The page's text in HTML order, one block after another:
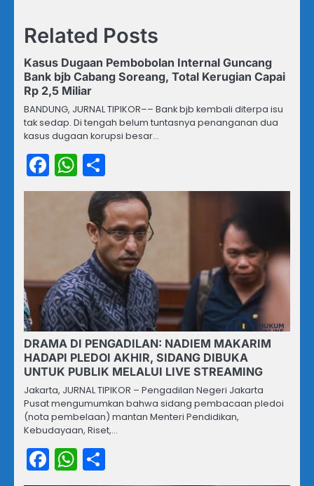
Related Posts
Kasus Dugaan Pembobolan Internal Guncang
Bank bjb Cabang Soreang, Total Kerugian Capai
Rp 2,5 Miliar
BANDUNG, JURNAL TIPIKOR–– Bank bjb kembali diterpa isu
tak sedap. Di tengah belum tuntasnya penanganan dua
kasus dugaan korupsi besar…
Facebook
WhatsApp
DRAMA DI PENGADILAN: NADIEM MAKARIM
HADAPI PLEDOI AKHIR, SIDANG DIBUKA
UNTUK PUBLIK MELALUI LIVE STREAMING
Jakarta, JURNAL TIPIKOR – Pengadilan Negeri Jakarta
Pusat mengumumkan bahwa sidang pembacaan pledoi
(nota pembelaan) mantan Menteri Pendidikan,
Kebudayaan, Riset,…
Facebook
WhatsApp